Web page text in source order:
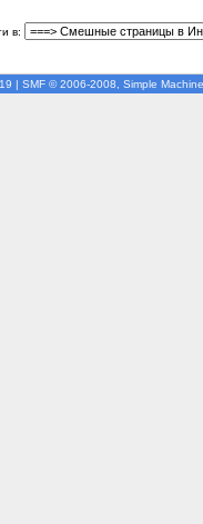
в:
| SMF © 2006-2008, Simple